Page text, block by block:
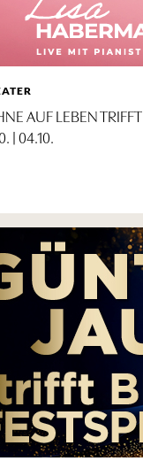
AUF LEBEN TRIFFT
| 04.10.